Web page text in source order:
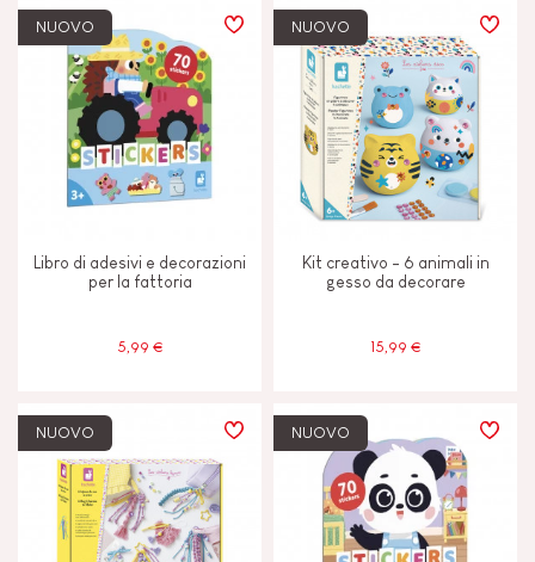
NUOVO
Libro di adesivi e decorazioni
per la fattoria
5,99 €
NUOVO
Kit creativo - 6 animali in
gesso da decorare
15,99 €
NUOVO NUOVO